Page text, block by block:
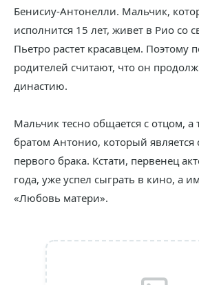
Бенисиу-Антонелли. Мальчик,
исполнится 15 лет, живет в Рио со
Пьетро растет красавцем. Поэтому
родителей считают, что он
династию.
Мальчик тесно общается с отцом, а
братом Антонио, который
первого брака. Кстати, первенец
года, уже успел сыграть в кино, а
«Любовь матери».